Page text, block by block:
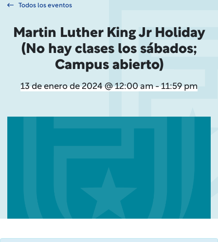
Todos los eventos
Martin Luther King Jr Holiday
(No hay clases los sábados;
Campus abierto)
13 de enero de 2024 @ 12:00 am - 11:59 pm